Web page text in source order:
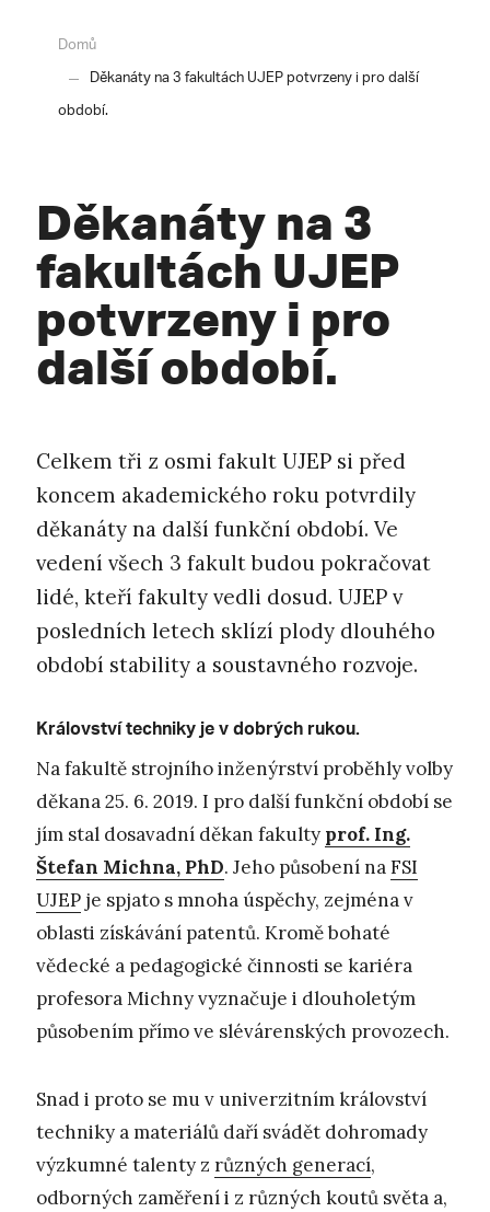
Domů
Děkanáty na 3 fakultách UJEP potvrzeny i pro další
období.
Děkanáty na 3
fakultách UJEP
potvrzeny i pro
další období.
Celkem tři z osmi fakult UJEP si před
koncem akademického roku potvrdily
děkanáty na další funkční období. Ve
vedení všech 3 fakult budou pokračovat
lidé, kteří fakulty vedli dosud. UJEP v
posledních letech sklízí plody dlouhého
období stability a soustavného rozvoje.
Království techniky je v dobrých rukou.
Na fakultě strojního inženýrství proběhly volby
děkana 25. 6. 2019. I pro další funkční období se
jím stal dosavadní děkan fakulty prof. Ing.
Štefan Michna, PhD. Jeho působení naFSI
UJEP je spjato s mnoha úspěchy, zejména v
oblasti získávání patentů. Kromě bohaté
vědecké a pedagogické činnosti se kariéra
profesora Michny vyznačuje i dlouholetým
působením přímo ve slévárenských provozech.
Snad i proto se mu v univerzitním království
techniky a materiálů daří svádět dohromady
výzkumné talenty z různých generací,
odborných zaměření i z různých koutů světa a,